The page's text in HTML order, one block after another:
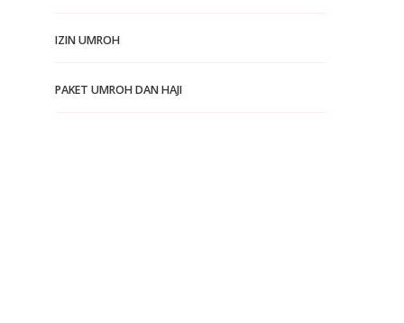
IZIN UMROH
PAKET UMROH DAN HAJI